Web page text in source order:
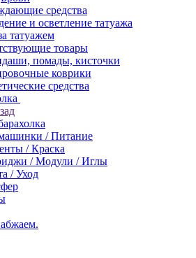
средства
и осветление татуажа
татуажем
товары
помады, кисточки
коврики
средства
/ Питание
/ Краска
/ Модули / Иглы
/ Уход